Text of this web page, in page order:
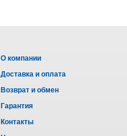
О компании
Доставка и оплата
Возврат и обмен
Гарантия
Контакты